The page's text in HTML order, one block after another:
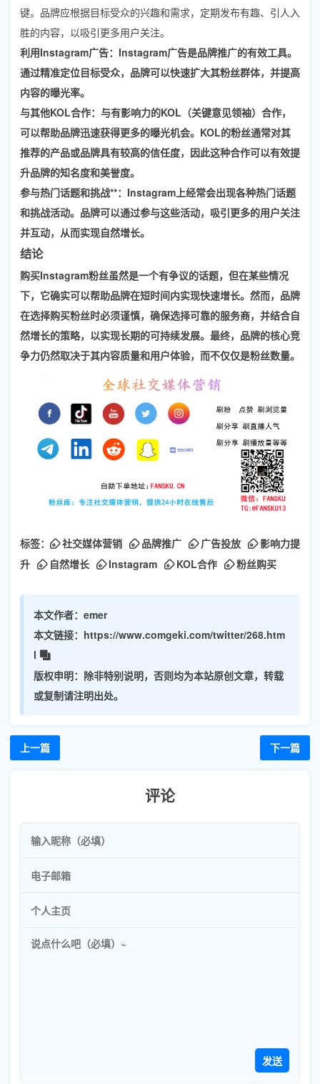
键。品牌应根据目标受众的兴趣和需求，定期发布有趣、引人入
胜的内容，以吸引更多用户关注。
利用Instagram广告：Instagram广告是品牌推广的有效工具。
通过精准定位目标受众，品牌可以快速扩大其粉丝群体，并提高
内容的曝光率。
与其他KOL合作：与有影响力的KOL（关键意见领袖）合作，
可以帮助品牌迅速获得更多的曝光机会。KOL的粉丝通常对其
推荐的产品或品牌具有较高的信任度，因此这种合作可以有效提
升品牌的知名度和美誉度。
参与热门话题和挑战**：Instagram上经常会出现各种热门话题
和挑战活动。品牌可以通过参与这些活动，吸引更多的用户关注
并互动，从而实现自然增长。
结论
购买Instagram粉丝虽然是一个有争议的话题，但在某些情况
下，它确实可以帮助品牌在短时间内实现快速增长。然而，品牌
在选择购买粉丝时必须谨慎，确保选择可靠的服务商，并结合自
然增长的策略，以实现长期的可持续发展。最终，品牌的核心竞
争力仍然取决于其内容质量和用户体验，而不仅仅是粉丝数量。
标签： 社交媒体营销 品牌推广 广告投放
影响力提
升
自然增长 Instagram KOL合作 粉丝购买
本文作者： emer
本文链接： https://www.comgeki.com/twitter/268.htm
l
版权申明： 除非特别说明，否则均为本站原创文章，转载
或复制请注明出处。
上一篇 下一篇
评论
发送